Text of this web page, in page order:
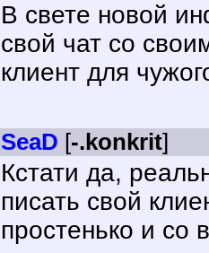
В свете новой
свой чат со
клиент для
SeaD [-.konkrit]
Кстати да,
писать свой
простенько и со